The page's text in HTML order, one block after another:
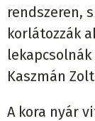
rendszeren,
korlátozzák
Kaszmán
A kora nyár